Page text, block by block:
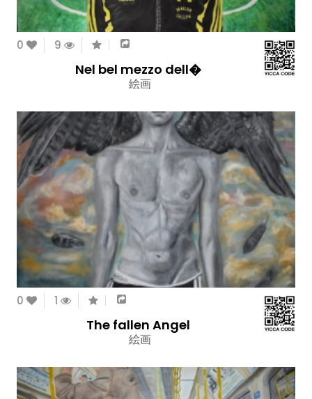
0 9
Nel bel mezzo dell�
絵画
0 1
The fallen Angel
絵画